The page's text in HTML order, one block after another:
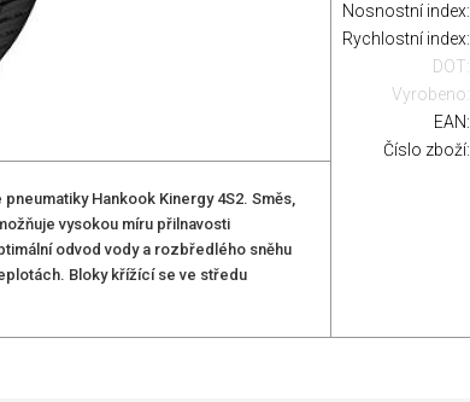
Hankook Kinergy 4S2. Směs,
vysokou míru přilnavosti
odvod vody a rozbředlého sněhu
Bloky křížící se ve středu
Nosnostní index:
Rychlostní index:
DOT:
Vyrobeno:
EAN:
Číslo zboží: